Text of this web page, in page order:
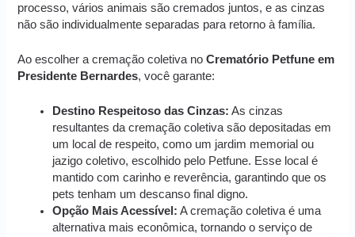
processo, vários animais são cremados juntos, e as cinzas
não são individualmente separadas para retorno à família.
Ao escolher a cremação coletiva noCrematório Petfune em
Presidente Bernardes, você garante:
Destino Respeitoso das Cinzas: As cinzas
resultantes da cremação coletiva são depositadas em
um local de respeito, como um jardim memorial ou
jazigo coletivo, escolhido pelo Petfune. Esse local é
mantido com carinho e reverência, garantindo que os
pets tenham um descanso final digno.
Opção Mais Acessível: A cremação coletiva é uma
alternativa mais econômica, tornando o serviço de